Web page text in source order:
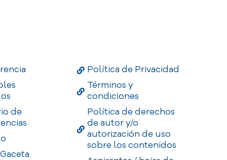
de
Política de Privacidad
Términos y
condiciones
Política de derechos
de autor y/o
autorización de uso
sobre los contenidos